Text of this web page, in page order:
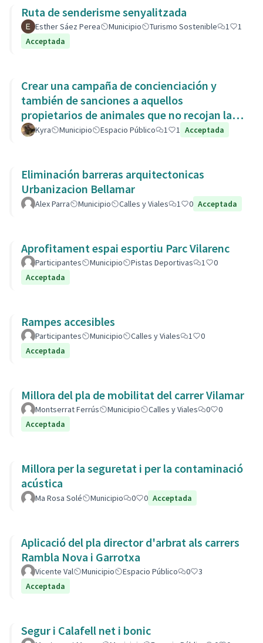
Ruta de senderisme senyalitzada
Esther Sáez Perea Municipio Turismo Sostenible 1
1
Acceptada
Crear una campaña de concienciación y
también de sanciones a aquellos
propietarios de animales que no recojan las
heces de las aceras. Es responsabili
Kyra Municipio Espacio Público 1 1 Acceptada
Eliminación barreras arquitectonicas
Urbanizacion Bellamar
Alex Parra Municipio Calles y Viales 1 0 Acceptada
Aprofitament espai esportiu Parc Vilarenc
Participantes Municipio Pistas Deportivas 1
0
Acceptada
Rampes accesibles
Participantes Municipio Calles y Viales 1
0
Acceptada
Millora del pla de mobilitat del carrer Vilamar
Montserrat Ferrús Municipio Calles y Viales 0
0
Acceptada
Millora per la seguretat i per la contaminació
acústica
Ma Rosa Solé Municipio 0 0 Acceptada
Aplicació del pla director d'arbrat als carrers
Rambla Nova i Garrotxa
Vicente Val Municipio Espacio Público 0
3
Acceptada
Segur i Calafell net i bonic